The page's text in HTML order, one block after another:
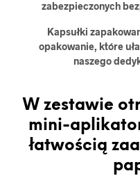
zabezpieczonych
Kapsułki
opakowanie, które
naszego
W zestawie
mini-
łatwością